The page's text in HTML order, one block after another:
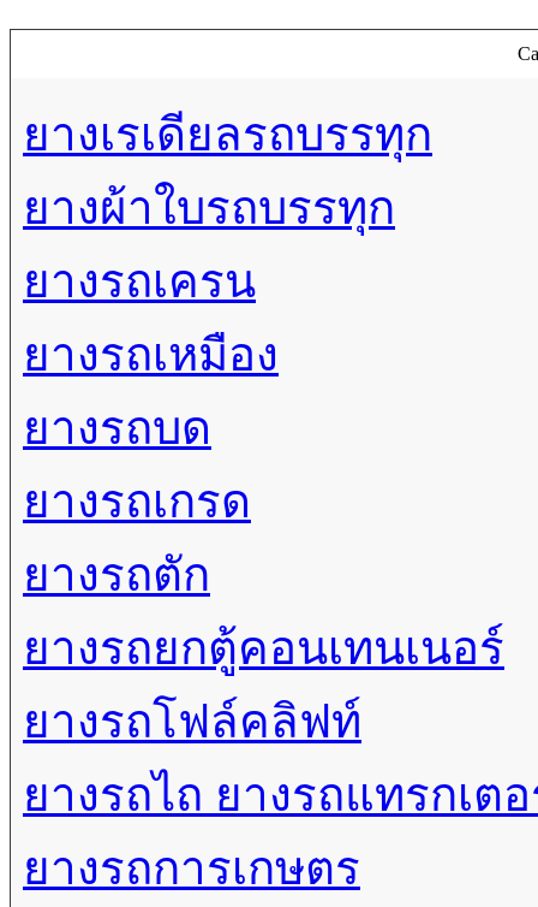
ยางเรเดียลรถบรรทุก
ยางผ้าใบรถบรรทุก
ยางรถเครน
ยางรถเหมือง
ยางรถบด
ยางรถเกรด
ยางรถตัก
ยางรถยกตู้คอนเทนเนอร์
ยางรถโฟล์คลิฟท์
ยางรถไถ ยางรถแทรกเต
ยางรถการเกษตร